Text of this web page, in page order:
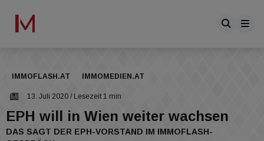
IMMOFLASH.AT IMMOMEDIEN.AT
13. Juli 2020 / Lesezeit 1 min
EPH will in Wien weiter wachsen
DAS SAGT DER EPH-VORSTAND IM IMMOFLASH-